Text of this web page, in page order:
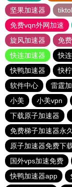
坚果加速器
免费vqn外网加速
旋风加速器
免
快连加速器
快
快鸭加速器
快
软件中心
雷霆
小美
小美vpn
下载原子加速器
免费梯子加速器永
原子加速器免费下
国外vps加速免费
快鸭加速器app